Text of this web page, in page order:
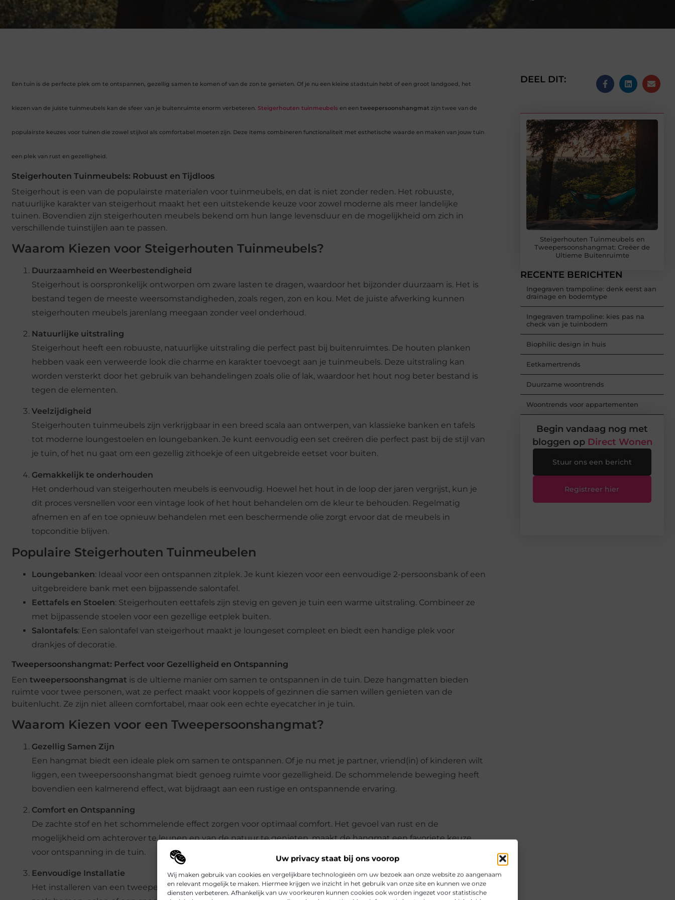
Uw privacy staat bij ons voorop
Wij maken gebruik van cookies en vergelijkbare technologieën om uw bezoek aan onze website zo aangenaam
en relevant mogelijk te maken. Hiermee krijgen we inzicht in het gebruik van onze site en kunnen we onze
diensten verbeteren. Afhankelijk van uw voorkeuren kunnen cookies ook worden ingezet voor statistische
Een tuin is de perfecte plek om te ontspannen, gezellig samen te komen of van de zon te genieten. Of je nu een kleine stadstuin hebt of een groot landgoed, het
kiezen van de juiste tuinmeubels kan de sfeer van je buitenruimte enorm verbeteren. Steigerhouten tuinmeubels en een tweepersoonshangmat zijn twee van de
populairste keuzes voor tuinen die zowel stijlvol als comfortabel moeten zijn. Deze items combineren functionaliteit met esthetische waarde en maken van jouw tuin
een plek van rust en gezelligheid.
Steigerhouten Tuinmeubels: Robuust en Tijdloos
Steigerhout is een van de populairste materialen voor tuinmeubels, en dat is niet zonder reden. Het robuuste,
natuurlijke karakter van steigerhout maakt het een uitstekende keuze voor zowel moderne als meer landelijke
tuinen. Bovendien zijn steigerhouten meubels bekend om hun lange levensduur en de mogelijkheid om zich in
verschillende tuinstijlen aan te passen.
Waarom Kiezen voor Steigerhouten Tuinmeubels?
Duurzaamheid en Weerbestendigheid
Steigerhout is oorspronkelijk ontworpen om zware lasten te dragen, waardoor het bijzonder duurzaam is. Het is
bestand tegen de meeste weersomstandigheden, zoals regen, zon en kou. Met de juiste afwerking kunnen
steigerhouten meubels jarenlang meegaan zonder veel onderhoud.
Natuurlijke uitstraling
Steigerhout heeft een robuuste, natuurlijke uitstraling die perfect past bij buitenruimtes. De houten planken
hebben vaak een verweerde look die charme en karakter toevoegt aan je tuinmeubels. Deze uitstraling kan
worden versterkt door het gebruik van behandelingen zoals olie of lak, waardoor het hout nog beter bestand is
tegen de elementen.
Veelzijdigheid
Steigerhouten tuinmeubels zijn verkrijgbaar in een breed scala aan ontwerpen, van klassieke banken en tafels
tot moderne loungestoelen en loungebanken. Je kunt eenvoudig een set creëren die perfect past bij de stijl van
je tuin, of het nu gaat om een gezellig zithoekje of een uitgebreide eetset voor buiten.
Gemakkelijk te onderhouden
Het onderhoud van steigerhouten meubels is eenvoudig. Hoewel het hout in de loop der jaren vergrijst, kun je
dit proces versnellen voor een vintage look of het hout behandelen om de kleur te behouden. Regelmatig
afnemen en af en toe opnieuw behandelen met een beschermende olie zorgt ervoor dat de meubels in
topconditie blijven.
Populaire Steigerhouten Tuinmeubelen
Loungebanken: Ideaal voor een ontspannen zitplek. Je kunt kiezen voor een eenvoudige 2-persoonsbank of een
uitgebreidere bank met een bijpassende salontafel.
Eettafels en Stoelen: Steigerhouten eettafels zijn stevig en geven je tuin een warme uitstraling. Combineer ze
met bijpassende stoelen voor een gezellige eetplek buiten.
Salontafels: Een salontafel van steigerhout maakt je loungeset compleet en biedt een handige plek voor
drankjes of decoratie.
Tweepersoonshangmat: Perfect voor Gezelligheid en Ontspanning
Een tweepersoonshangmat is de ultieme manier om samen te ontspannen in de tuin. Deze hangmatten bieden
ruimte voor twee personen, wat ze perfect maakt voor koppels of gezinnen die samen willen genieten van de
buitenlucht. Ze zijn niet alleen comfortabel, maar ook een echte eyecatcher in je tuin.
Waarom Kiezen voor een Tweepersoonshangmat?
Gezellig Samen Zijn
Een hangmat biedt een ideale plek om samen te ontspannen. Of je nu met je partner, vriend(in) of kinderen wilt
liggen, een tweepersoonshangmat biedt genoeg ruimte voor gezelligheid. De schommelende beweging heeft
bovendien een kalmerend effect, wat bijdraagt aan een rustige en ontspannende ervaring.
Comfort en Ontspanning
De zachte stof en het schommelende effect zorgen voor optimaal comfort. Het gevoel van rust en de
mogelijkheid om achterover te leunen en van de natuur te genieten, maakt de hangmat een favoriete keuze
voor ontspanning in de tuin.
Eenvoudige Installatie
Het installeren van een tweepersoonshangmat is relatief eenvoudig. Je hebt twee stevige ophangpunten nodig,
DEEL DIT:
Steigerhouten Tuinmeubels en
Tweepersoonshangmat: Creëer de
Ultieme Buitenruimte
RECENTE BERICHTEN
Ingegraven trampoline: denk eerst aan
drainage en bodemtype
Ingegraven trampoline: kies pas na
check van je tuinbodem
Biophilic design in huis
Eetkamertrends
Duurzame woontrends
Woontrends voor appartementen
Begin vandaag nog met
bloggen op Direct Wonen
Stuur ons een bericht
Registreer hier